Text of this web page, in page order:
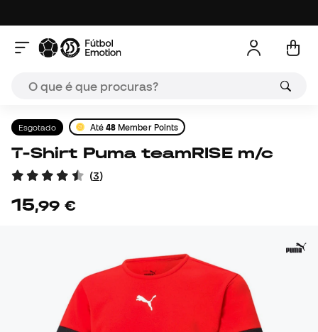
Esgotado Até 48 Member Points
T-Shirt Puma teamRISE m/c
(3)
15,99 €